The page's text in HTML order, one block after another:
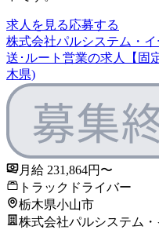
求人を見る応募する
株式会社パルシステム・
送･ルート営業の求人【固
木県)
月給 231,864円〜
トラックドライバー
栃木県小山市
株式会社パルシステム・